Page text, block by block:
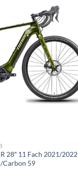
28″ 11 Fach 2021/2022
Carbon 59